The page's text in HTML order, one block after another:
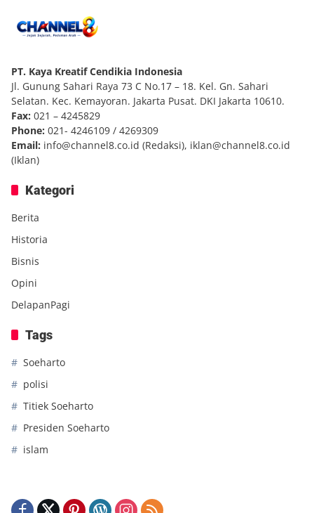
PT. Kaya Kreatif Cendikia Indonesia
Jl. Gunung Sahari Raya 73 C No.17 – 18. Kel. Gn. Sahari
Selatan. Kec. Kemayoran. Jakarta Pusat. DKI Jakarta 10610.
Fax: 021 – 4245829
Phone: 021- 4246109 / 4269309
Email: info@channel8.co.id (Redaksi), iklan@channel8.co.id
(Iklan)
Kategori
Berita
Historia
Bisnis
Opini
DelapanPagi
Tags
Soeharto
polisi
Titiek Soeharto
Presiden Soeharto
islam